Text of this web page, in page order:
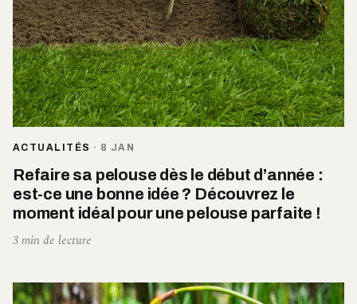
ACTUALITÉS · 8 JAN
Refaire sa pelouse dès le début d’année :
est-ce une bonne idée ? Découvrez le
moment idéal pour une pelouse parfaite !
3 min de lecture